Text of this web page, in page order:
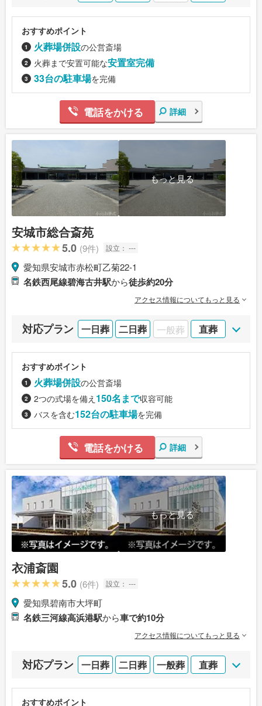
おすすめポイント
火葬場併設の公営斎場
火葬まで安置可能な安置室完備
33台の駐車場を完備
電話をかける 詳細
もっと見る
安城市総合斎苑
5.0 (9件) 設立： ---
愛知県安城市赤松町乙菊22-1
名鉄西尾線碧海古井駅から徒歩約20分
アクセス情報についてもっと見る
対応プラン 一日葬 二日葬 一般葬 直葬
おすすめポイント
火葬場併設の公営斎場
2つの式場を備え 150名まで収容可能
バスを含む152台の駐車場を完備
電話をかける 詳細
もっと見る
衣浦斎園
5.0 (6件) 設立： ---
愛知県碧南市大坪町
名鉄三河線高浜港駅から車で約10分
アクセス情報についてもっと見る
対応プラン 一日葬 二日葬 一般葬 直葬
おすすめポイント